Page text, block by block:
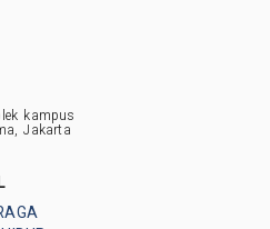
kampus
Jakarta